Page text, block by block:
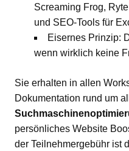
Screaming Frog,
und SEO-Tools für
Eisernes Prinzip:
wenn wirklich keine
Sie erhalten in allen
Dokumentation rund um
persönliches Website
der Teilnehmergebühr ist